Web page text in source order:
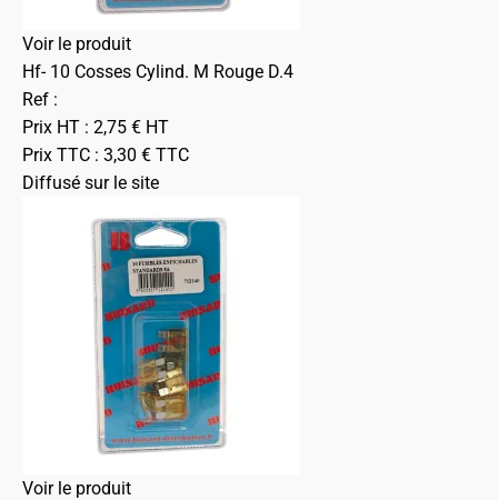
Voir le produit
Hf- 10 Cosses Cylind. M Rouge D.4
Ref :
Prix HT : 2,75 € HT
Prix TTC : 3,30 € TTC
Diffusé sur le site
Voir le produit